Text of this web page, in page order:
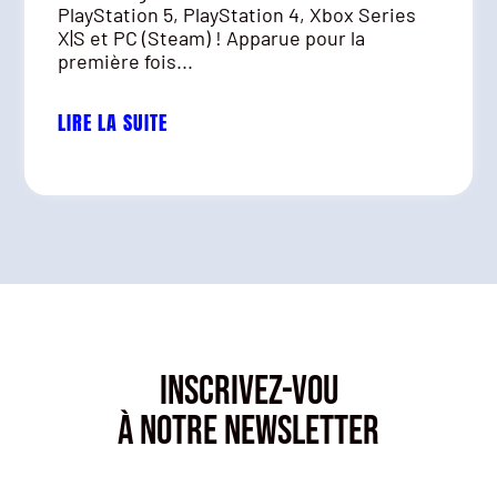
PlayStation 5, PlayStation 4, Xbox Series
X|S et PC (Steam) ! Apparue pour la
première fois...
LIRE LA SUITE
INSCRIVEZ-VOU
À NOTRE NEWSLETTER